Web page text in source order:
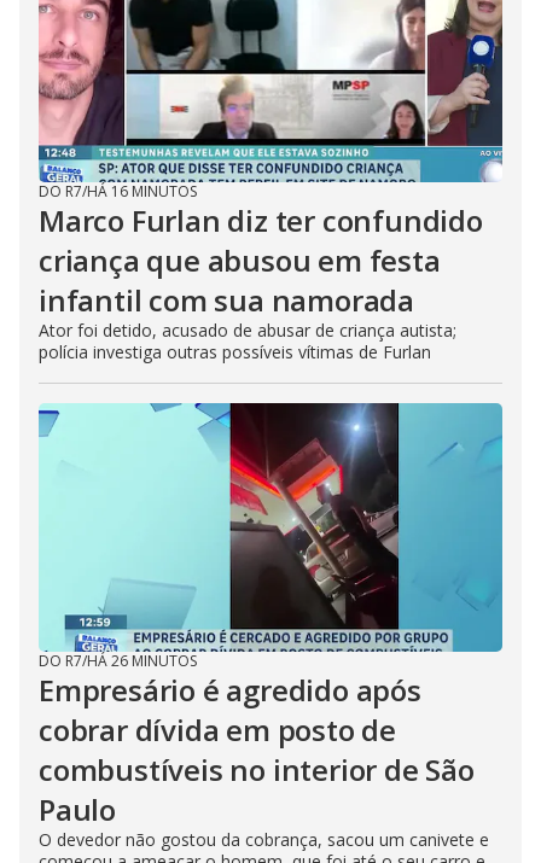
DO R7/HÁ 16 MINUTOS
Marco Furlan diz ter confundido
criança que abusou em festa
infantil com sua namorada
Ator foi detido, acusado de abusar de criança autista;
polícia investiga outras possíveis vítimas de Furlan
DO R7/HÁ 26 MINUTOS
Empresário é agredido após
cobrar dívida em posto de
combustíveis no interior de São
Paulo
O devedor não gostou da cobrança, sacou um canivete e